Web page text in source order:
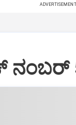
ADVERTISEMENT
ನಂಬರ್‌